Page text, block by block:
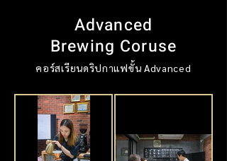
Advanced
Brewing Coruse
คอร์สเรียนดริปกาแฟขั้น Advanced